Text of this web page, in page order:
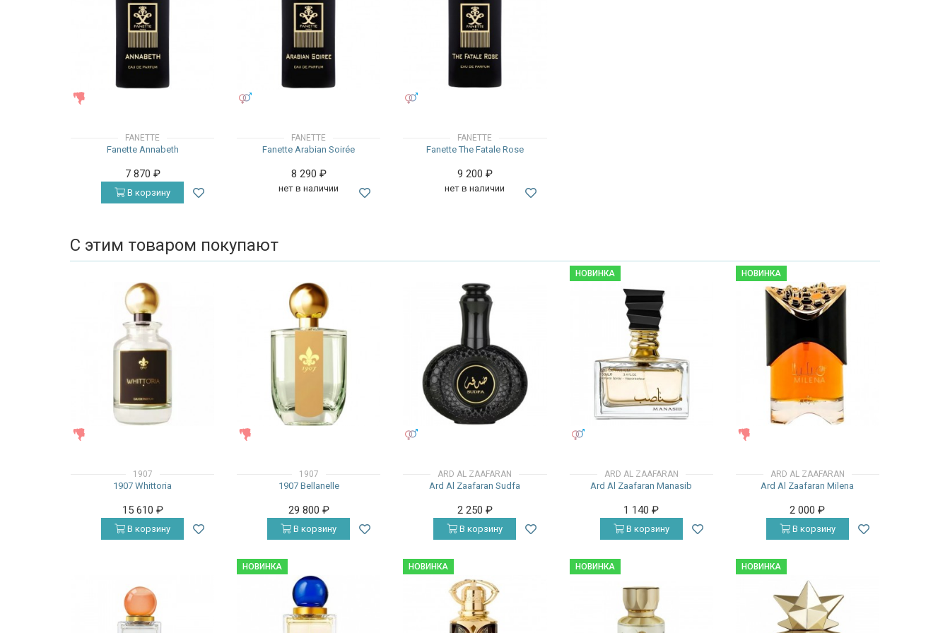
FANETTE
Fanette Annabeth
7 870 ₽
В корзину
FANETTE
Fanette Arabian Soirée
8 290 ₽
нет в наличии
FANETTE
Fanette The Fatale Rose
9 200 ₽
нет в наличии
С этим товаром покупают
1907
1907 Whittoria
15 610 ₽
В корзину
1907
1907 Bellanelle
29 800 ₽
В корзину
ARD AL ZAAFARAN
Ard Al Zaafaran Sudfa
2 250 ₽
В корзину
НОВИНКА
ARD AL ZAAFARAN
Ard Al Zaafaran Manasib
1 140₽
В корзину
НОВИНКА
ARD AL ZAAFARAN
Ard Al Zaafaran Milena
2 000₽
В корзину
НОВИНКА НОВИНКА НОВИНКА НОВИНКА